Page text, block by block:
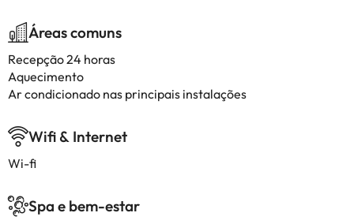
Áreas comuns
Recepção 24 horas
Aquecimento
Ar condicionado nas principais instalações
Wifi & Internet
Wi-fi
Spa e bem-estar